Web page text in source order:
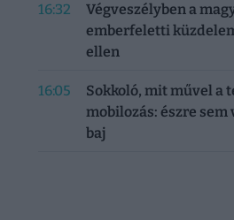
16:32
Végveszélyben a
emberfeletti
ellen
16:05
Sokkoló, mit művel a
mobilozás: észre sem
baj